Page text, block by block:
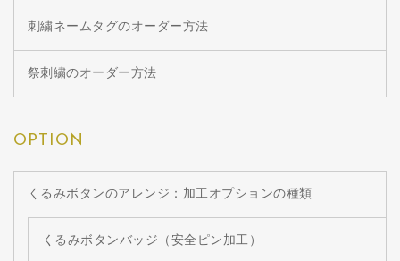
刺繍ネームタグのオーダー方法
祭刺繍のオーダー方法
OPTION
くるみボタンのアレンジ：加工オプションの種類
くるみボタンバッジ（安全ピン加工）